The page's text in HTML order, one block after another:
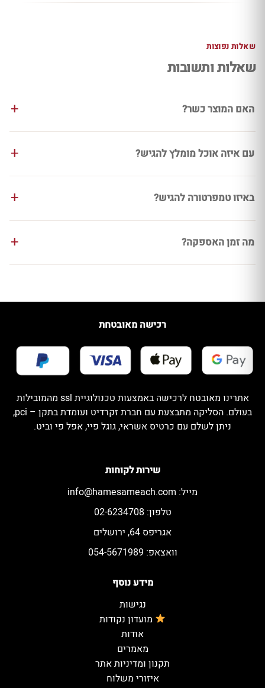
שאלות נפוצות
שאלות ותשובות
האם המוצר כשר?
עם איזה אוכל מומלץ להגיש?
באיזו טמפרטורה להגיש?
מה זמן האספקה?
מידע נוסף
נגישות
מועדון נקודות
אודות
מאמרים
תקנון ומדיניות אתר
איזורי משלוח
שירות לקוחות
מייל: info@hamesameach.com
טלפון: 02-6234708
אגריפס 64, ירושלים
וואצאפ: 054-5671989
רכישה מאובטחת
אתרינו מאובטח לרכישה באמצעות טכנולוגיית ssl מהמובילות
בעולם. הסליקה מתבצעת עם חברת זקרדיט ועומדת בתקן – pci,
ניתן לשלם עם כרטיס אשראי, גוגל פיי, אפל פי וביט.